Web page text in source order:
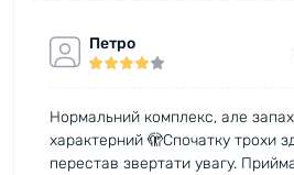
Петро
Нормальний комплекс, але
характерний 🫣Спочатку трохи
перестав звертати увагу.